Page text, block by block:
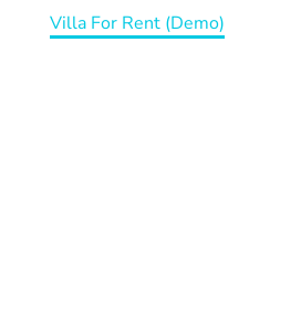
Villa For Rent (Demo)